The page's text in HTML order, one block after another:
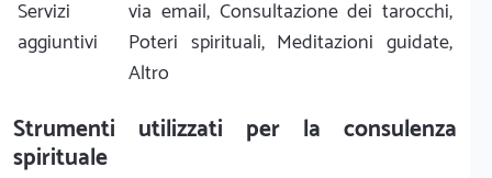
Servizi
aggiuntivi
via email, Consultazione dei tarocchi,
Poteri spirituali, Meditazioni guidate,
Altro
Strumenti utilizzati per la consulenza
spirituale